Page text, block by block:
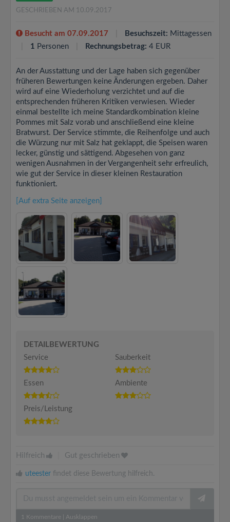
GESCHRIEBEN AM 10.09.2017
Besucht am 07.09.2017 Besuchszeit: Mittagessen
1 Personen Rechnungsbetrag: 4 EUR
An der Ausstattung und der Lage haben sich gegenüber
früheren Bewertungen keine Änderungen ergeben. Daher
wird auf eine Wiederholung verzichtet und auf die
entsprechenden früheren Kritiken verwiesen. Wieder
einmal bestellte ich meine Standardkombination kleine
Pommes mit Salz vorab und anschließend eine kleine
Bratwurst. Der Service stimmte, die Reihenfolge und auch
die Würzung nur mit Salz hat geklappt, die Speisen waren
lecker, günstig und sättigend. Abgesehen von ganz
wenigen Ausnahmen in der Vergangenheit sehr erfreulich,
wie gut der Service in dieser kleinen Restauration
funktioniert.
[Auf extra Seite anzeigen]
DETAILBEWERTUNG
Service
Sauberkeit
Essen Ambiente
Preis/Leistung
Hilfreich Gut geschrieben
uteester findet diese Bewertung hilfreich.
1 Kommentare Ausklappen